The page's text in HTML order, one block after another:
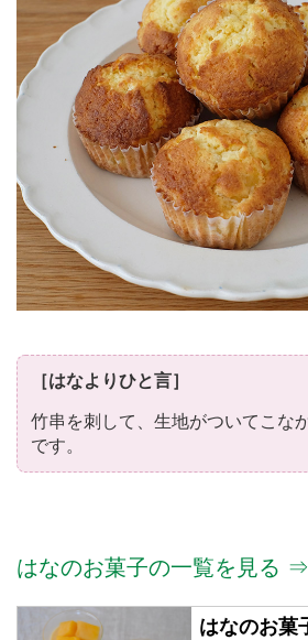
［はなよりひと言］
竹串を刺して、生地がついてこな
です。
はなのお菓子の一覧を見る ⇒
はなのお菓